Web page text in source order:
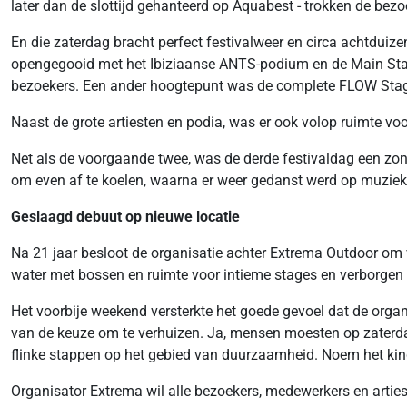
later dan de slottijd gehanteerd op Aquabest - trokken de
En die zaterdag bracht perfect festivalweer en circa
opengegooid met het Ibiziaanse ANTS-podium en de Main
bezoekers. Een ander hoogtepunt was de complete FLOW
Naast de grote artiesten en podia, was er ook volop ruimte
Net als de voorgaande twee, was de derde festivaldag een
om even af te koelen, waarna er weer gedanst werd op
Geslaagd debuut op nieuwe locatie
Na 21 jaar besloot de organisatie achter Extrema Outdoor
water met bossen en ruimte voor intieme stages en verborgen
Het voorbije weekend versterkte het goede gevoel dat de
van de keuze om te verhuizen. Ja, mensen moesten op
flinke stappen op het gebied van duurzaamheid. Noem het
Organisator Extrema wil alle bezoekers, medewerkers en